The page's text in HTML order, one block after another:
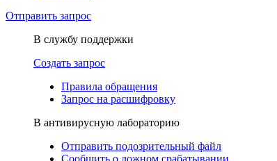
Отправить запрос
В службу поддержки
Создать запрос
Правила обращения
Запрос на расшифровку
В антивирусную лабораторию
Отправить подозрительный файл
Сообщить о ложном срабатывании